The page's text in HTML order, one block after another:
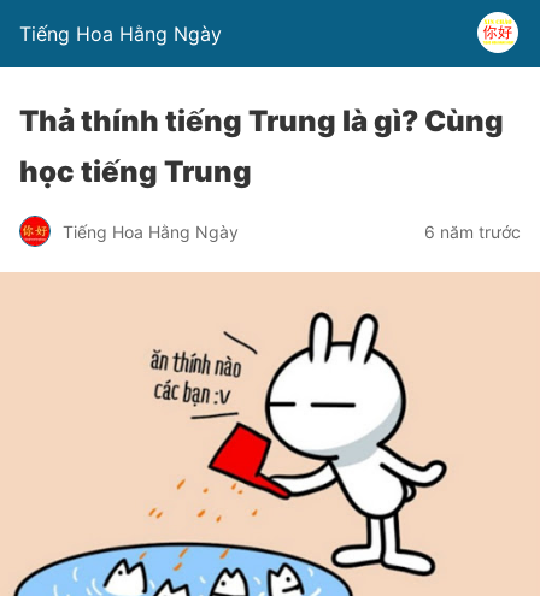
Tiếng Hoa Hằng Ngày
Thả thính tiếng Trung là gì? Cùng
học tiếng Trung
Tiếng Hoa Hằng Ngày 6 năm trước